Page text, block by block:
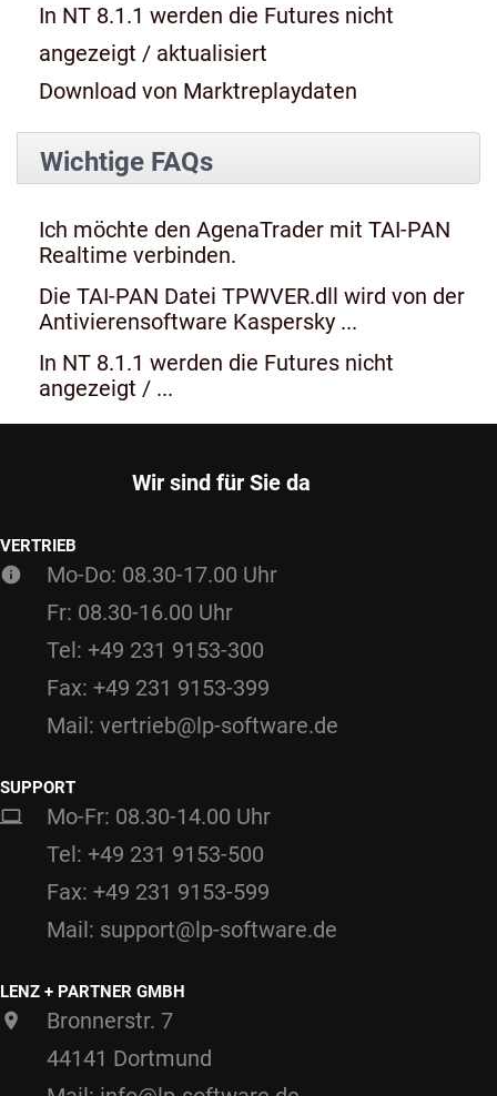
In NT 8.1.1 werden die Futures nicht
angezeigt / aktualisiert
Download von Marktreplaydaten
Wichtige FAQs
Ich möchte den AgenaTrader mit TAI-PAN
Realtime verbinden.
Die TAI-PAN Datei TPWVER.dll wird von der
Antivierensoftware Kaspersky ...
In NT 8.1.1 werden die Futures nicht
angezeigt / ...
Wir sind für Sie da
VERTRIEB
Mo-Do: 08.30-17.00 Uhr
Fr: 08.30-16.00 Uhr
Tel: +49 231 9153-300
Fax: +49 231 9153-399
Mail: vertrieb@lp-software.de
SUPPORT
Mo-Fr: 08.30-14.00 Uhr
Tel: +49 231 9153-500
Fax: +49 231 9153-599
Mail: support@lp-software.de
LENZ + PARTNER GMBH
Bronnerstr. 7
44141 Dortmund